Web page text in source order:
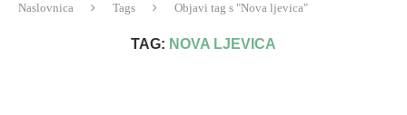
Naslovnica Tags Objavi tag s "Nova ljevica"
TAG: NOVA LJEVICA